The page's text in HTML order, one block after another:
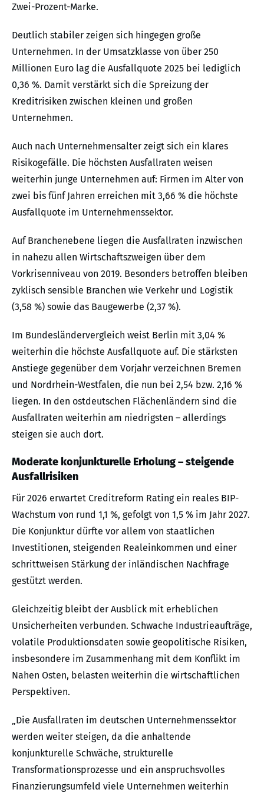
Zwei-Prozent-Marke.
Deutlich stabiler zeigen sich hingegen große
Unternehmen. In der Umsatzklasse von über 250
Millionen Euro lag die Ausfallquote 2025 bei lediglich
0,36 %. Damit verstärkt sich die Spreizung der
Kreditrisiken zwischen kleinen und großen
Unternehmen.
Auch nach Unternehmensalter zeigt sich ein klares
Risikogefälle. Die höchsten Ausfallraten weisen
weiterhin junge Unternehmen auf: Firmen im Alter von
zwei bis fünf Jahren erreichen mit 3,66 % die höchste
Ausfallquote im Unternehmenssektor.
Auf Branchenebene liegen die Ausfallraten inzwischen
in nahezu allen Wirtschaftszweigen über dem
Vorkrisenniveau von 2019. Besonders betroffen bleiben
zyklisch sensible Branchen wie Verkehr und Logistik
(3,58 %) sowie das Baugewerbe (2,37 %).
Im Bundesländervergleich weist Berlin mit 3,04 %
weiterhin die höchste Ausfallquote auf. Die stärksten
Anstiege gegenüber dem Vorjahr verzeichnen Bremen
und Nordrhein-Westfalen, die nun bei 2,54 bzw. 2,16 %
liegen. In den ostdeutschen Flächenländern sind die
Ausfallraten weiterhin am niedrigsten – allerdings
steigen sie auch dort.
Moderate konjunkturelle Erholung – steigende
Ausfallrisiken
Für 2026 erwartet Creditreform Rating ein reales BIP-
Wachstum von rund 1,1 %, gefolgt von 1,5 % im Jahr 2027.
Die Konjunktur dürfte vor allem von staatlichen
Investitionen, steigenden Realeinkommen und einer
schrittweisen Stärkung der inländischen Nachfrage
gestützt werden.
Gleichzeitig bleibt der Ausblick mit erheblichen
Unsicherheiten verbunden. Schwache Industrieaufträge,
volatile Produktionsdaten sowie geopolitische Risiken,
insbesondere im Zusammenhang mit dem Konflikt im
Nahen Osten, belasten weiterhin die wirtschaftlichen
Perspektiven.
„Die Ausfallraten im deutschen Unternehmenssektor
werden weiter steigen, da die anhaltende
konjunkturelle Schwäche, strukturelle
Transformationsprozesse und ein anspruchsvolles
Finanzierungsumfeld viele Unternehmen weiterhin